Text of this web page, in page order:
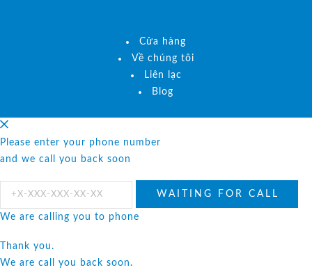
Cửa hàng
Về chúng tôi
Liên lạc
Blog
Please enter your phone number
and we call you back soon
We are calling you to phone
Thank you.
We are call you back soon.